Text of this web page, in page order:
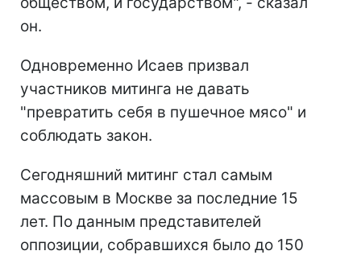
он.
Одновременно Исаев призвал
участников митинга не давать
"превратить себя в пушечное мясо" и
соблюдать закон.
Сегодняшний митинг стал самым
массовым в Москве за последние 15
лет. По данным представителей
оппозиции, собравшихся было до 150